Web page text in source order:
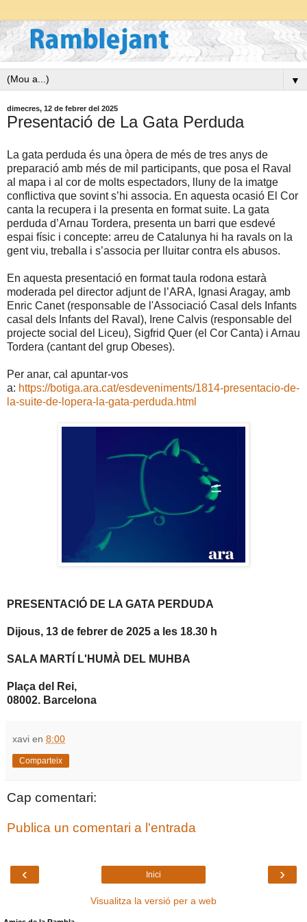
▼
dimecres, 12 de febrer del 2025
Presentació de La Gata Perduda
La gata perduda és una òpera de més de tres anys de
preparació amb més de mil participants, que posa el Raval
al mapa i al cor de molts espectadors, lluny de la imatge
conflictiva que sovint s’hi associa. En aquesta ocasió El Cor
canta la recupera i la presenta en format suite. La gata
perduda d’Arnau Tordera, presenta un barri que esdevé
espai físic i concepte: arreu de Catalunya hi ha ravals on la
gent viu, treballa i s’associa per lluitar contra els abusos.
En aquesta presentació en format taula rodona estarà
moderada pel director adjunt de l’ARA, Ignasi Aragay, amb
Enric Canet (responsable de l'Associació Casal dels Infants
casal dels Infants del Raval), Irene Calvis (responsable del
projecte social del Liceu), Sigfrid Quer (el Cor Canta) i Arnau
Tordera (cantant del grup Obeses).
Per anar, cal apuntar-vos
a: https://botiga.ara.cat/esdeveniments/1814-presentacio-de-
la-suite-de-lopera-la-gata-perduda.html
PRESENTACIÓ DE LA GATA PERDUDA
Dijous, 13 de febrer de 2025 a les 18.30 h
SALA MARTÍ L'HUMÀ DEL MUHBA
Plaça del Rei,
08002. Barcelona
xavi en 8:00
Comparteix
Cap comentari:
Publica un comentari a l'entrada
‹ ›
Inici
Visualitza la versió per a web